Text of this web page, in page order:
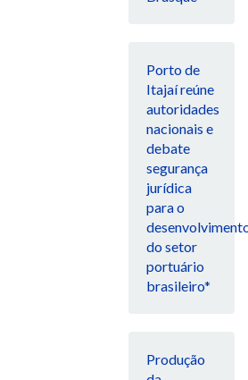
Porto de
Itajaí reúne
autoridades
nacionais e
debate
segurança
jurídica
para o
do setor
portuário
brasileiro*
Produção